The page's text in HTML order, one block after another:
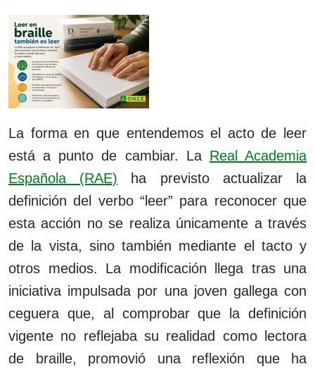
La forma en que entendemos el acto de leer
está a punto de cambiar. La Real Academia
Española (RAE) ha previsto actualizar la
definición del verbo “leer” para reconocer que
esta acción no se realiza únicamente a través
de la vista, sino también mediante el tacto y
otros medios. La modificación llega tras una
iniciativa impulsada por una joven gallega con
ceguera que, al comprobar que la definición
vigente no reflejaba su realidad como lectora
de braille, promovió una reflexión que ha